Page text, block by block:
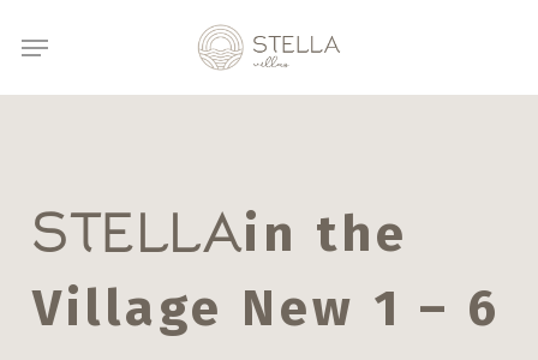
στο
Μενού
STELLAin the
Village New 1 – 6